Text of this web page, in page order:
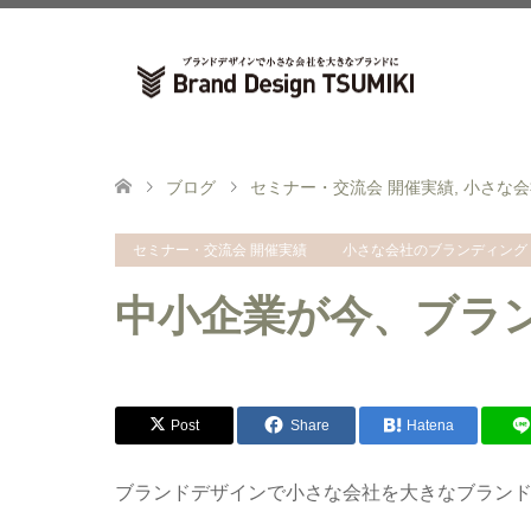
ブログ セミナー・交流会 開催実績 小さな
セミナー・交流会 開催実績 小さな会社のブランディング
中小企業が今、ブラ
Post Share Hatena
ブランドデザインで小さな会社を大きなブラン